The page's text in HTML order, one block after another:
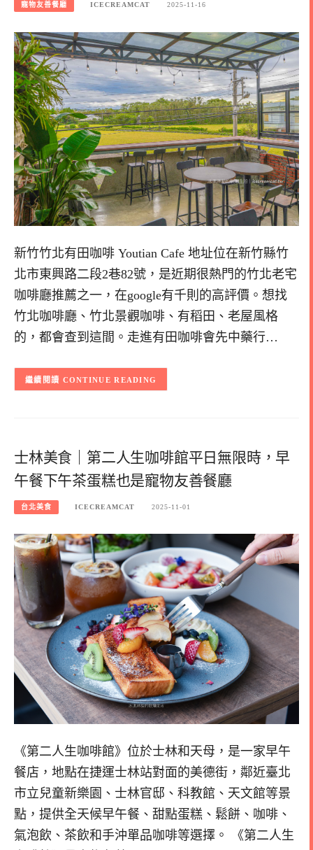
寵物友善餐廳 ICECREAMCAT 2025-11-16
新竹竹北有田咖啡 Youtian Cafe 地址位在新竹縣竹
北市東興路二段2巷82號，是近期很熱門的竹北老宅
咖啡廳推薦之一，在google有千則的高評價。想找
竹北咖啡廳、竹北景觀咖啡、有稻田、老屋風格
的，都會查到這間。走進有田咖啡會先中藥行…
CONTINUE READING
士林美食｜第二人生咖啡館平日無限時，早
午餐下午茶蛋糕也是寵物友善餐廳
台北美食 ICECREAMCAT 2025-11-01
《第二人生咖啡館》位於士林和天母，是一家早午
餐店，地點在捷運士林站對面的美德街，鄰近臺北
市立兒童新樂園、士林官邸、科教館、天文館等景
點，提供全天候早午餐、甜點蛋糕、鬆餅、咖啡、
氣泡飲、茶飲和手沖單品咖啡等選擇。 《第二人生